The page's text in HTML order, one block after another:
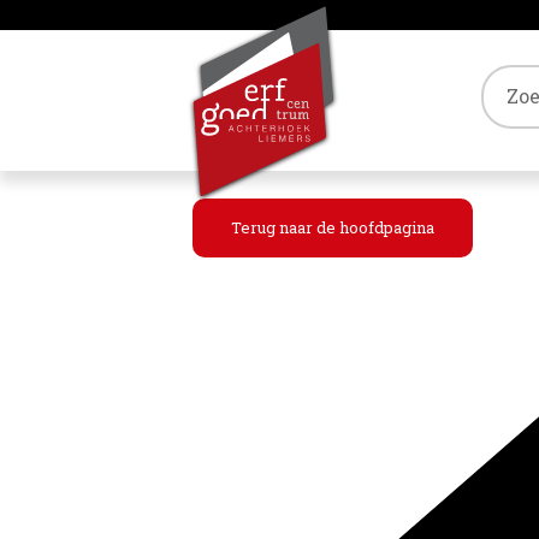
Terug naar de hoofdpagina